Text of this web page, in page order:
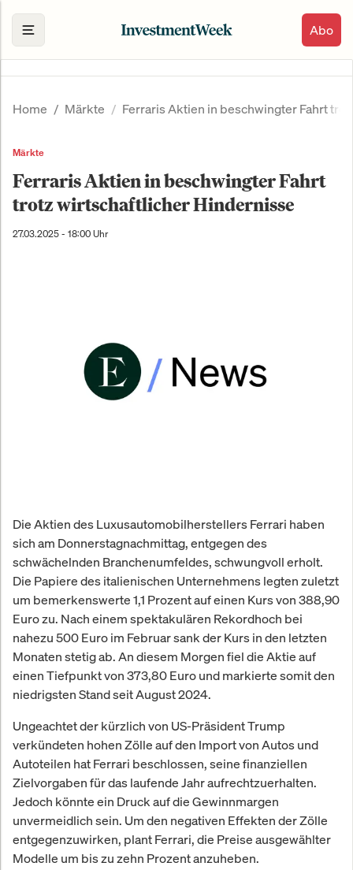
Abo
Home Märkte Ferraris Aktien in beschwingter Fahrt
Märkte
Ferraris Aktien in beschwingter Fahrt
trotz wirtschaftlicher Hindernisse
27.03.2025 - 18:00 Uhr
Die Aktien des Luxusautomobilherstellers Ferrari haben
sich am Donnerstagnachmittag, entgegen des
schwächelnden Branchenumfeldes, schwungvoll erholt.
Die Papiere des italienischen Unternehmens legten zuletzt
um bemerkenswerte 1,1 Prozent auf einen Kurs von 388,90
Euro zu. Nach einem spektakulären Rekordhoch bei
nahezu 500 Euro im Februar sank der Kurs in den letzten
Monaten stetig ab. An diesem Morgen fiel die Aktie auf
einen Tiefpunkt von 373,80 Euro und markierte somit den
niedrigsten Stand seit August 2024.
Ungeachtet der kürzlich von US-Präsident Trump
verkündeten hohen Zölle auf den Import von Autos und
Autoteilen hat Ferrari beschlossen, seine finanziellen
Zielvorgaben für das laufende Jahr aufrechtzuerhalten.
Jedoch könnte ein Druck auf die Gewinnmargen
unvermeidlich sein. Um den negativen Effekten der Zölle
entgegenzuwirken, plant Ferrari, die Preise ausgewählter
Modelle um bis zu zehn Prozent anzuheben.